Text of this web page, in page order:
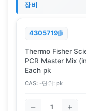
장비
4305719
Thermo Fisher
PCR Master Mix
Each pk
CAS: -단위: pk